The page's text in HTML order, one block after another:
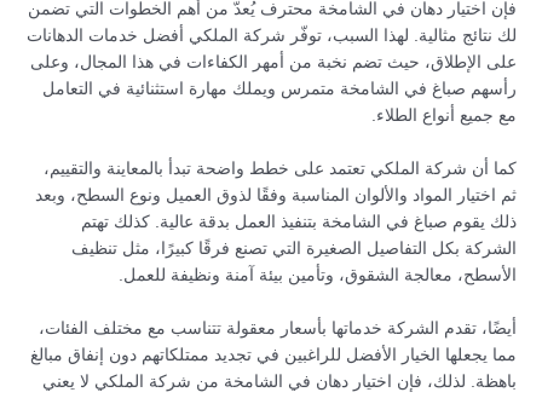
فإن اختيار دهان في الشامخة محترف يُعدّ من أهم الخطوات التي تضمن
لك نتائج مثالية. لهذا السبب، توفّر شركة الملكي أفضل خدمات الدهانات
على الإطلاق، حيث تضم نخبة من أمهر الكفاءات في هذا المجال، وعلى
رأسهم صباغ في الشامخة متمرس ويملك مهارة استثنائية في التعامل
مع جميع أنواع الطلاء.
كما أن شركة الملكي تعتمد على خطط واضحة تبدأ بالمعاينة والتقييم،
ثم اختيار المواد والألوان المناسبة وفقًا لذوق العميل ونوع السطح، وبعد
ذلك يقوم صباغ في الشامخة بتنفيذ العمل بدقة عالية. كذلك تهتم
الشركة بكل التفاصيل الصغيرة التي تصنع فرقًا كبيرًا، مثل تنظيف
الأسطح، معالجة الشقوق، وتأمين بيئة آمنة ونظيفة للعمل.
أيضًا، تقدم الشركة خدماتها بأسعار معقولة تتناسب مع مختلف الفئات،
مما يجعلها الخيار الأفضل للراغبين في تجديد ممتلكاتهم دون إنفاق مبالغ
باهظة. لذلك، فإن اختيار دهان في الشامخة من شركة الملكي لا يعني